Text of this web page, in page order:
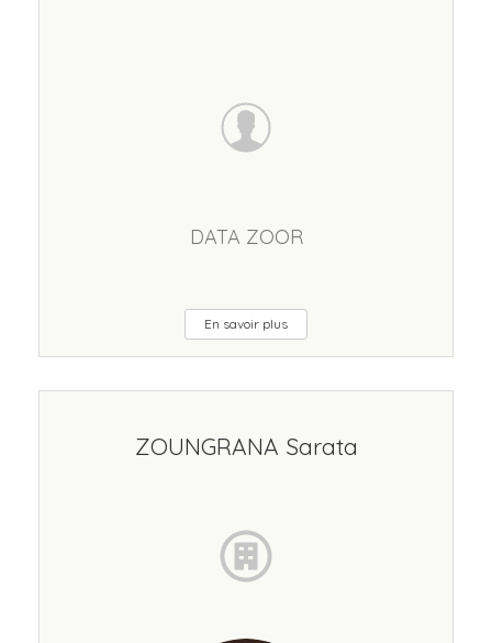
DATA ZOOR
En savoir plus
ZOUNGRANA Sarata